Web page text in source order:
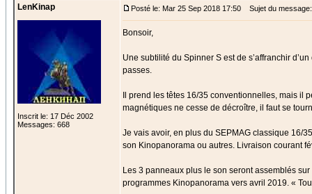
LenKinap
Inscrit le: 17 Déc 2002
Messages: 668
Posté le: Mar 25 Sep 2018 17:50 Sujet du message:
Bonsoir,
Une subtilité du Spinner S est de s’affranchir
passes.
Il prend les têtes 16/35 conventionnelles, mais
magnétiques ne cesse de décroître, il faut se
Je vais avoir, en plus du SEPMAG classique 16/
son Kinopanorama ou autres. Livraison courant
Les 3 panneaux plus le son seront assemblés
programmes Kinopanorama vers avril 2019. «